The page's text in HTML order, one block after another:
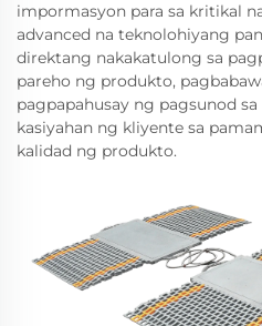
impormasyon para sa kritikal
advanced na teknolohiyang
direktang nakakatulong sa
pareho ng produkto,
pagpapahusay ng pagsunod
kasiyahan ng kliyente sa
kalidad ng produkto.